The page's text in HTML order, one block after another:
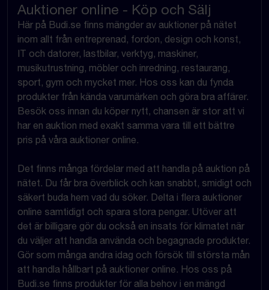
Auktioner online - Köp och Sälj
Här på Budi.se finns mängder av auktioner på nätet
inom allt från entreprenad, fordon, design och konst,
IT och datorer, lastbilar, verktyg, maskiner,
musikutrustning, möbler och inredning, restaurang,
sport, gym och mycket mer. Hos oss kan du fynda
produkter från kända varumärken och göra bra affärer.
Besök oss innan du köper nytt, chansen är stor att vi
har en auktion med exakt samma vara till ett bättre
pris på våra auktioner online.
Det finns många fördelar med att handla på auktion på
nätet. Du får bra överblick och kan snabbt, smidigt och
säkert buda hem vad du söker. Delta i flera auktioner
online samtidigt och spara stora pengar. Utöver att
det är billigare gör du också en insats för klimatet när
du väljer att handla använda och begagnade produkter.
Gör som många andra idag och försök till största mån
att handla hållbart på auktioner online. Hos oss på
Budi.se finns produkter för alla behov i en mängd